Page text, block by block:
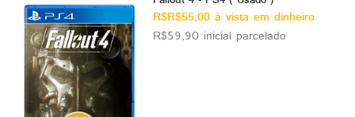
R$R$55,00 à vista em dinheiro
R$59,90 inicial parcelado